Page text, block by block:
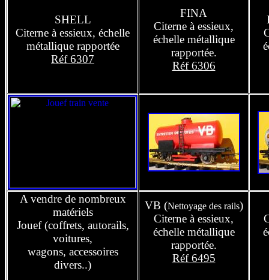
SHELL
Citerne à essieux, échelle
métallique rapportée
Réf 6307
FINA
Citerne à essieux,
échelle métallique
rapportée.
Réf 6306
A vendre de nombreux
matériels
Jouef (coffrets, autorails,
voitures,
wagons, accessoires
divers..)
VB (Nettoyage des rails)
Citerne à essieux,
échelle métallique
rapportée.
Réf 6495